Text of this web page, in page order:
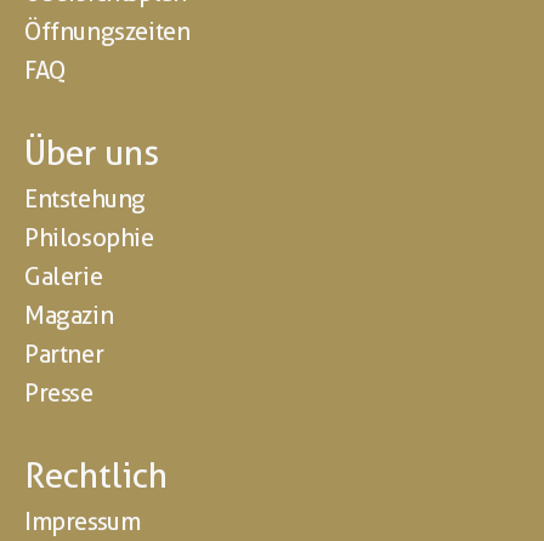
Öffnungszeiten
FAQ
Über uns
Entstehung
Philosophie
Galerie
Magazin
Partner
Presse
Rechtlich
Impressum